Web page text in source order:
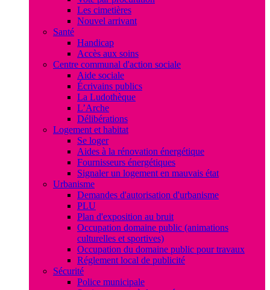
Les cimetières
Nouvel arrivant
Santé
Handicap
Accès aux soins
Centre communal d'action sociale
Aide sociale
Écrivains publics
La Ludothèque
L’Arche
Délibérations
Logement et habitat
Se loger
Aides à la rénovation énergétique
Fournisseurs énergétiques
Signaler un logement en mauvais état
Urbanisme
Demandes d'autorisation d'urbanisme
PLU
Plan d'exposition au bruit
Occupation domaine public (animations
culturelles et sportives)
Occupation du domaine public pour travaux
Réglement local de publicité
Sécurité
Police municipale